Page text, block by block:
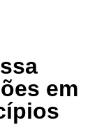
em